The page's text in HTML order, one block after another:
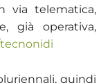
via telematica,
già operativa,
quindi